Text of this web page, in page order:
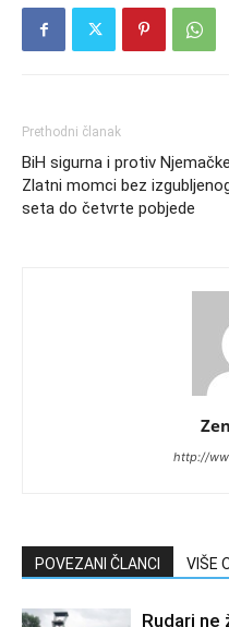
Prethodni članak
BiH sigurna i protiv
Zlatni momci bez
seta do četvrte pobjede
http://
POVEZANI ČLANCI VIŠE
Rudari ne